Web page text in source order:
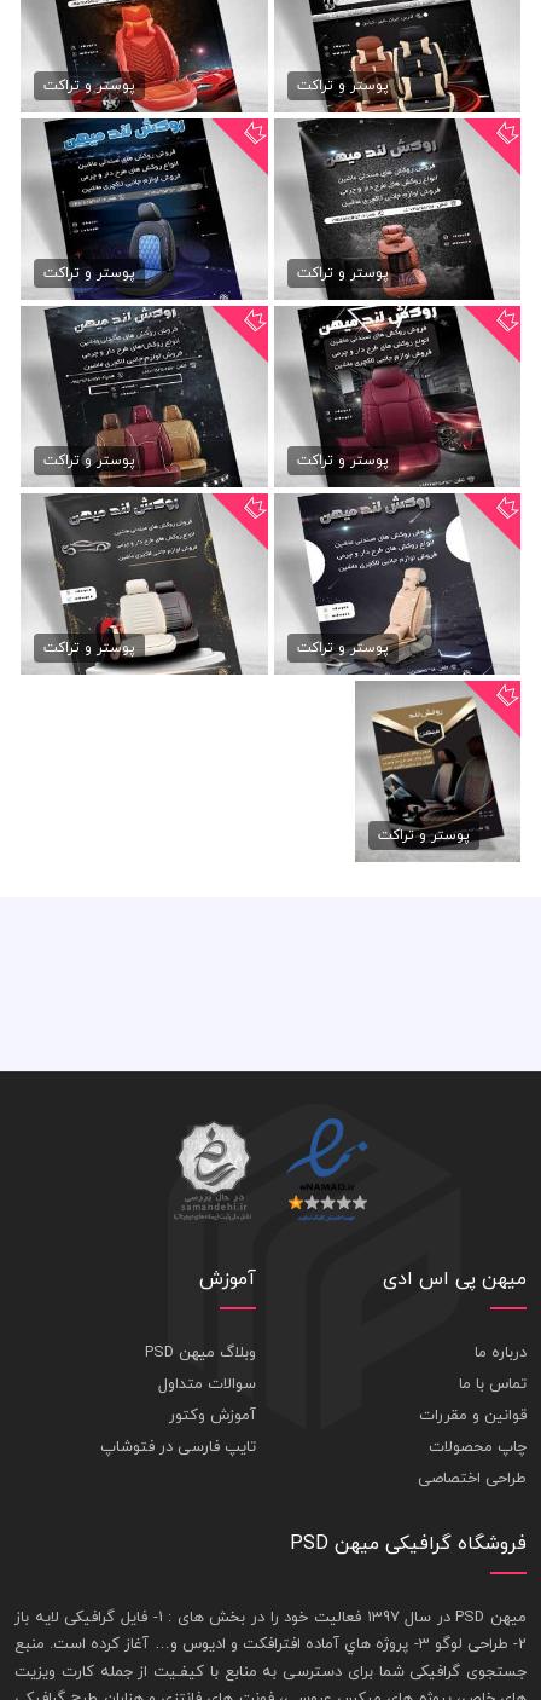
تراکت روکش صندلی ماشین
79,000 تومان پوستر و تراکت
تراکت psd روکش صندلی ماشین
79,000 تومان پوستر و تراکت
تراکت psd روکش ماشین
79,000 تومان پوستر و تراکت
دانلود تراکت روکش صندلی...
79,000 تومان پوستر و تراکت
طرح تراکت روکش صندلی ماشین
79,000 تومان پوستر و تراکت
تراکت روکش صندلی ماشین
79,000 تومان پوستر و تراکت
تراکت روکش صندلی ماشین
79,000 تومان پوستر و تراکت
تراکت روکش اتومبیل لایه باز
79,000 تومان پوستر و تراکت
تراکت روکش صندلی
اتومبیل
79,000 تومان
پوستر و تراکت
میهن پی اس ادی
درباره ما
تماس با ما
قوانین و مقررات
چاپ محصولات
طراحی اختصاصی
آموزش
وبلاگ میهن PSD
سوالات متداول
آموزش وکتور
تایپ فارسی در فتوشاپ
فروشگاه گرافیکی میهن PSD
ميهن PSD در سال 1397 فعاليت خود را در بخش های : 1-
فايل گرافيکی لايه باز
2- طراحی لوگو 3- پروژه هاي آماده افترافکت و اديوس و… آغاز کرده است. منبع
جستجوی گرافيکی شما برای دسترسی به منابع با کيفـيت از جملهکارت ويزيت